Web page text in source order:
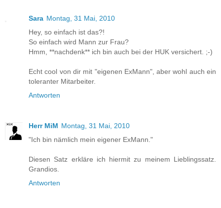
Sara Montag, 31 Mai, 2010
Hey, so einfach ist das?!
So einfach wird Mann zur Frau?
Hmm, **nachdenk** ich bin auch bei der HUK versichert. ;-)
Echt cool von dir mit "eigenen ExMann", aber wohl auch ein
toleranter Mitarbeiter.
Antworten
Herr MiM Montag, 31 Mai, 2010
"Ich bin nämlich mein eigener ExMann."
Diesen Satz erkläre ich hiermit zu meinem Lieblingssatz.
Grandios.
Antworten